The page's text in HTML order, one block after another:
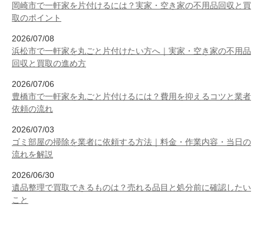
岡崎市で一軒家を片付けるには？実家・空き家の不用品回収と買
取のポイント
2026/07/08
浜松市で一軒家を丸ごと片付けたい方へ｜実家・空き家の不用品
回収と買取の進め方
2026/07/06
豊橋市で一軒家を丸ごと片付けるには？費用を抑えるコツと業者
依頼の流れ
2026/07/03
ゴミ部屋の掃除を業者に依頼する方法｜料金・作業内容・当日の
流れを解説
2026/06/30
遺品整理で買取できるものは？売れる品目と処分前に確認したい
こと